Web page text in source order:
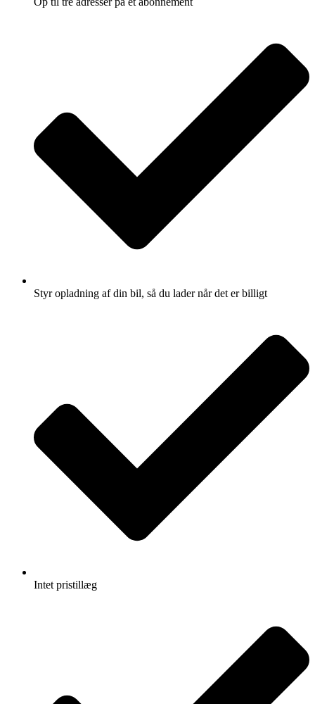
Styr opladning af din bil, så du lader når det er billigt
Intet pristillæg